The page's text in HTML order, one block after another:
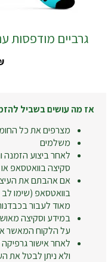
גרביים מודפסות
אז מה עושים בשביל
מצרפים את כל
משלמים
לאחר ביצוע הזמנה
סקיצה בוואטסאפ או
אם אהבתם את
בוואטסאפ (שימו
מאוד לעבור
במידע וסקיצה
על הלקוח המאשר
לאחר אישור
ולא ניתן לבטל את